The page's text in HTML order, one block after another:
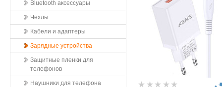
Bluetooth аксессуары
Чехлы
Кабели и адаптеры
Зарядные устройства
Защитные пленки для
телефонов
Наушники для телефона